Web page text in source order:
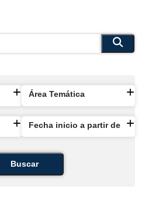
Área Temática
Fecha inicio a partir de
Buscar